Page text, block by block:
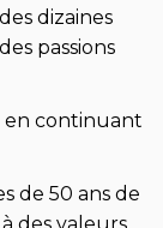
dizaines
passions
continuant
de 50 ans de